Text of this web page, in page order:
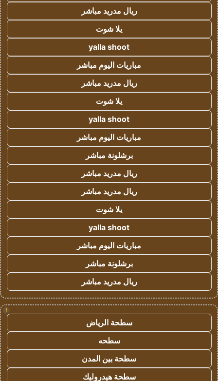
ريال مدريد مباشر
يلا شوت
yalla shoot
مباريات اليوم مباشر
ريال مدريد مباشر
يلا شوت
yalla shoot
مباريات اليوم مباشر
برشلونة مباشر
ريال مدريد مباشر
ريال مدريد مباشر
يلا شوت
yalla shoot
مباريات اليوم مباشر
برشلونة مباشر
ريال مدريد مباشر
!
سطحة الرياض
سطحه
سطحة بين المدن
سطحة هيدروليك